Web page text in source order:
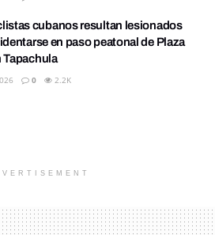
cubanos resultan lesionados
en paso peatonal de Plaza
Tapachula
0 2.2K